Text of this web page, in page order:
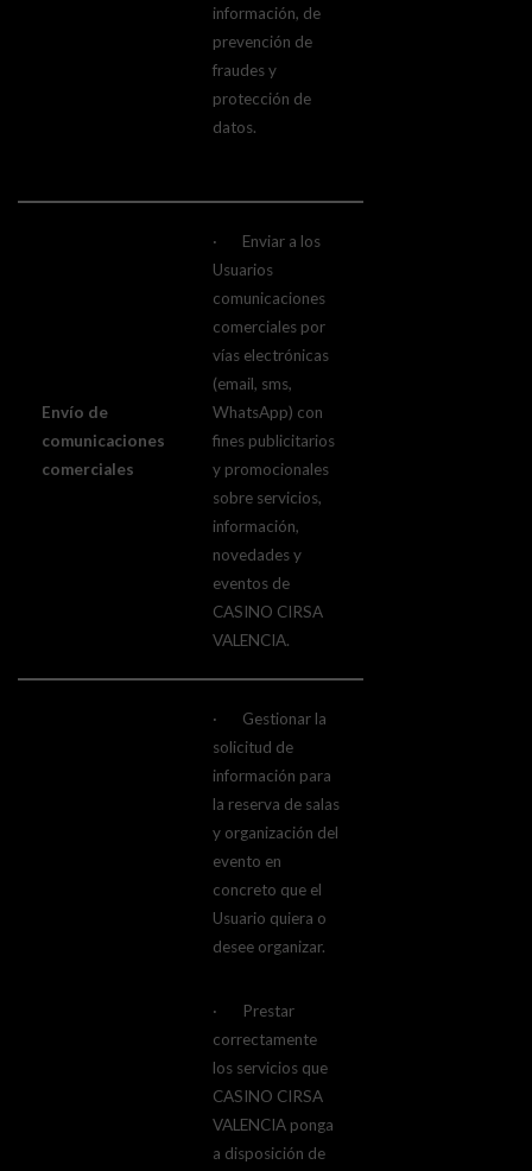
información, de
prevención de
fraudes y
protección de
datos.
Envío de
comunicaciones
comerciales
· Enviar a los
Usuarios
comunicaciones
comerciales por
vías electrónicas
(email, sms,
WhatsApp) con
fines publicitarios
y promocionales
sobre servicios,
información,
novedades y
eventos de
CASINO CIRSA
VALENCIA.
· Gestionar la
solicitud de
información para
la reserva de salas
y organización del
evento en
concreto que el
Usuario quiera o
desee organizar.
· Prestar
correctamente
los servicios que
CASINO CIRSA
VALENCIA ponga
a disposición de